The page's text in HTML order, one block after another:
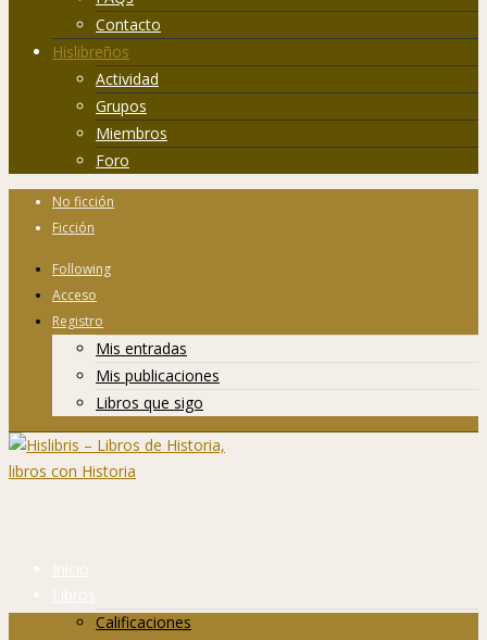
Contacto
Hislibreños
Actividad
Grupos
Miembros
Foro
No ficción
Ficción
Following
Acceso
Registro
Mis entradas
Mis publicaciones
Libros que sigo
Inicio
Libros
Calificaciones